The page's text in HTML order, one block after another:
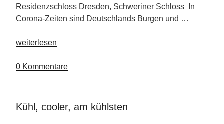
Residenzschloss Dresden, Schweriner Schloss In
Corona-Zeiten sind Deutschlands Burgen und …
„Spieglein
der
ist
die
weiterlesen
0 Kommentare
Kühl, cooler, am kühlsten